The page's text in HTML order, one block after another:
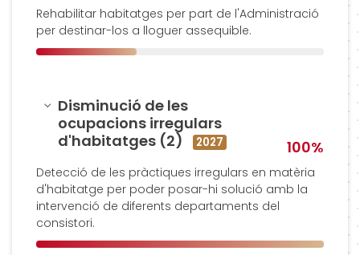
Rehabilitar habitatges per part de l'Administració
per destinar-los a lloguer assequible.
Amagar
Disminució de les
ocupacions irregulars
d'habitatges (2)
2027 100%
Detecció de les pràctiques irregulars en matèria
d'habitatge per poder posar-hi solució amb la
intervenció de diferents departaments del
consistori.